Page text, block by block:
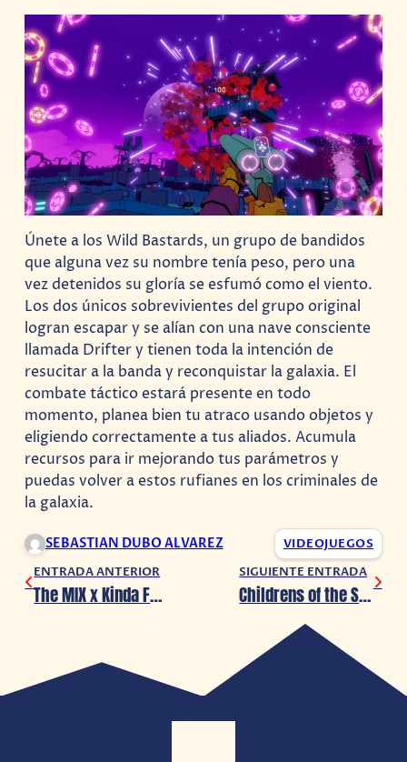
Únete a los Wild Bastards, un grupo de bandidos
que alguna vez su nombre tenía peso, pero una
vez detenidos su gloría se esfumó como el viento.
Los dos únicos sobrevivientes del grupo original
logran escapar y se alían con una nave consciente
llamada Drifter y tienen toda la intención de
resucitar a la banda y reconquistar la galaxia. El
combate táctico estará presente en todo
momento, planea bien tu atraco usando objetos y
eligiendo correctamente a tus aliados. Acumula
recursos para ir mejorando tus parámetros y
puedas volver a estos rufianes en los criminales de
la galaxia.
SEBASTIAN DUBO ALVAREZ
VIDEOJUEGOS
ENTRADA ANTERIOR
The MIX x Kinda Funny Spring 2024 Showcase: Pepper Grinder muestra trailer de jugabilidad y estrena demo en Steam
SIGUIENTE ENTRADA
Childrens of the Sun estrena demo vía Steam